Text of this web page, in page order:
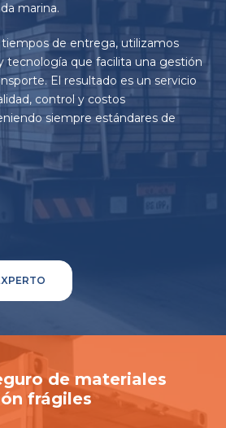
marina.
de entrega, utilizamos
tecnología que facilita una gestión
El resultado es un servicio
control y costos
siempre estándares de
de materiales
frágiles